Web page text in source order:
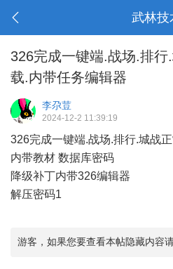
武林技
326完成一键端.战场.排
载.内带任务编辑器
李尕荳
2024-12-2 11:39:19
326完成一键端.战场.排行.城战
内带教材 数据库密码
降级补丁内带326编辑器
解压密码1
游客，如果您要查看本帖隐藏内容